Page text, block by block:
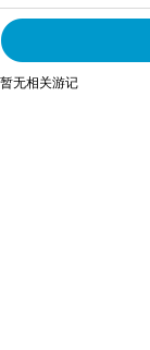
暂无相关游记